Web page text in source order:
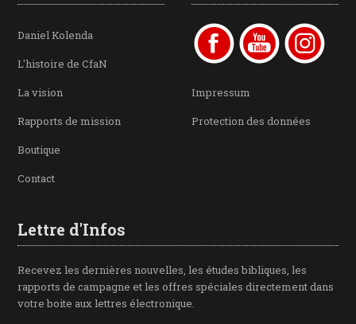
Daniel Kolenda
L'histoire de CfaN
La vision
Rapports de mission
Boutique
Contact
Impressum
Protection des données
Lettre d'Infos
Recevez les dernières nouvelles, les études bibliques, les
rapports de campagne et les offres spéciales directement dans
votre boite aux lettres électronique.